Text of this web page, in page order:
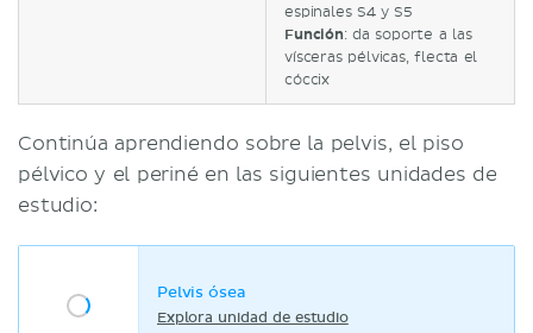
espinales S4 y S5
Función: da soporte a las
vísceras pélvicas, flecta el
cóccix
Continúa aprendiendo sobre la pelvis, el piso
pélvico y el periné en las siguientes unidades de
estudio:
Pelvis ósea
Explora unidad de estudio